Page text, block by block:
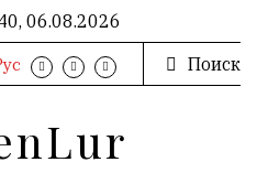
06.08.2026
Поиск